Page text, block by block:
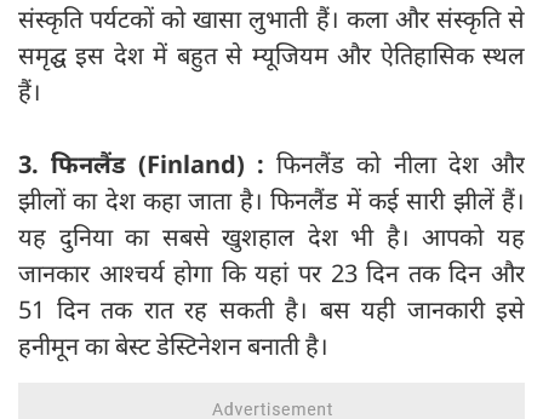
संस्कृति पर्यटकों को खासा लुभाती हैं। कला और संस्कृति से
समृद्घ इस देश में बहुत से म्यूजियम और ऐतिहासिक स्थल
हैं।
3. फिनलैंड (Finland) : फिनलैंड को नीला देश और
झीलों का देश कहा जाता है। फिनलैंड में कई सारी झीलें हैं।
यह दुनिया का सबसे खुशहाल देश भी है। आपको यह
जानकार आश्चर्य होगा कि यहां पर 23 दिन तक दिन और
51 दिन तक रात रह सकती है। बस यही जानकारी इसे
हनीमून का बेस्ट डेस्टिनेशन बनाती है।